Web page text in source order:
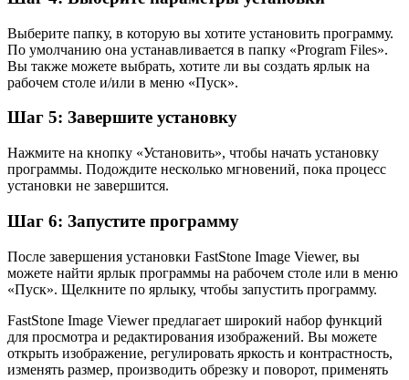
Выберите папку, в которую вы хотите установить программу.
По умолчанию она устанавливается в папку «Program Files».
Вы также можете выбрать, хотите ли вы создать ярлык на
рабочем столе и/или в меню «Пуск».
Шаг 5: Завершите установку
Нажмите на кнопку «Установить», чтобы начать установку
программы. Подождите несколько мгновений, пока процесс
установки не завершится.
Шаг 6: Запустите программу
После завершения установки FastStone Image Viewer, вы
можете найти ярлык программы на рабочем столе или в меню
«Пуск». Щелкните по ярлыку, чтобы запустить программу.
FastStone Image Viewer предлагает широкий набор функций
для просмотра и редактирования изображений. Вы можете
открыть изображение, регулировать яркость и контрастность,
изменять размер, производить обрезку и поворот, применять